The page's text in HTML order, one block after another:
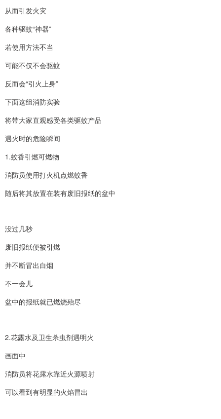
从而引发火灾
各种驱蚊“神器”
若使用方法不当
可能不仅不会驱蚊
反而会“引火上身”
下面这组消防实验
将带大家直观感受各类驱蚊产品
遇火时的危险瞬间
1.蚊香引燃可燃物
消防员使用打火机点燃蚊香
随后将其放置在装有废旧报纸的盆中
没过几秒
废旧报纸便被引燃
并不断冒出白烟
不一会儿
盆中的报纸就已燃烧殆尽
2.花露水及卫生杀虫剂遇明火
画面中
消防员将花露水靠近火源喷射
可以看到有明显的火焰冒出